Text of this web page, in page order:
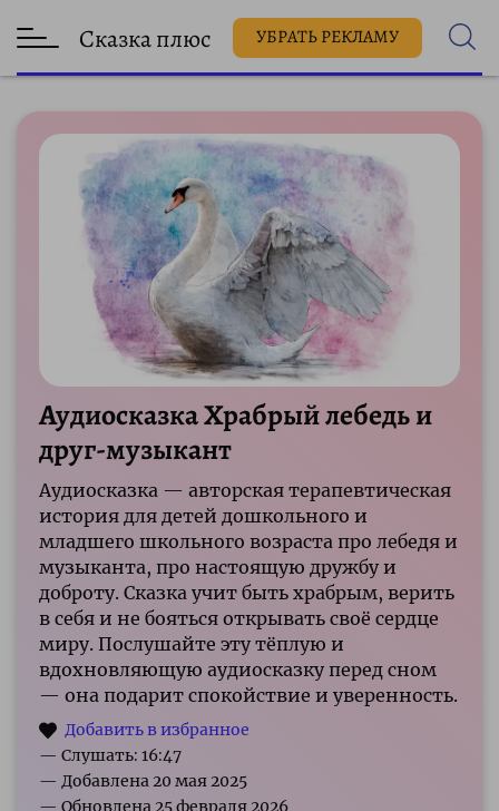
Сказка плюс УБРАТЬ РЕКЛАМУ
Аудиосказка Храбрый лебедь и
друг-музыкант
Аудиосказка — авторская терапевтическая
история для детей дошкольного и
младшего школьного возраста про лебедя и
музыканта, про настоящую дружбу и
доброту. Сказка учит быть храбрым, верить
в себя и не бояться открывать своё сердце
миру. Послушайте эту тёплую и
вдохновляющую аудиосказку перед сном
— она подарит спокойствие и уверенность.
— Слушать: 16:47